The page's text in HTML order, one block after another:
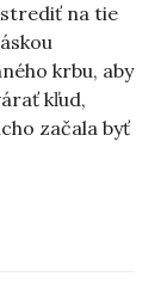
na tie
krbu, aby
kľud,
začala byť
materstve“